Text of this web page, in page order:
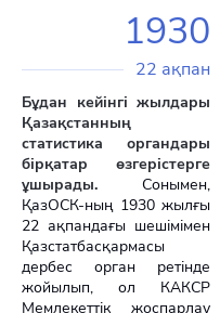
1930
22 ақпан
Бұдан кейінгі жылдары
Қазақстанның
статистика органдары
бірқатар өзгерістерге
ұшырады. Сонымен,
ҚазОСК-ның 1930 жылғы
22 ақпандағы шешімімен
Қазстатбасқармасы
дербес орган ретінде
жойылып, ол КАКСР
Мемлекеттік жоспарлау